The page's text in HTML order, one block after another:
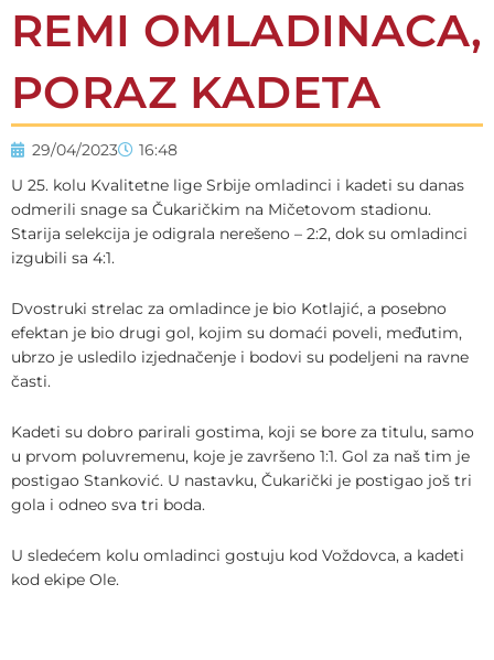
REMI OMLADINACA,
PORAZ KADETA
29/04/2023
16:48
U 25. kolu Kvalitetne lige Srbije omladinci i kadeti su danas
odmerili snage sa Čukaričkim na Mičetovom stadionu.
Starija selekcija je odigrala nerešeno – 2:2, dok su omladinci
izgubili sa 4:1.
Dvostruki strelac za omladince je bio Kotlajić, a posebno
efektan je bio drugi gol, kojim su domaći poveli, međutim,
ubrzo je usledilo izjednačenje i bodovi su podeljeni na ravne
časti.
Kadeti su dobro parirali gostima, koji se bore za titulu, samo
u prvom poluvremenu, koje je završeno 1:1. Gol za naš tim je
postigao Stanković. U nastavku, Čukarički je postigao još tri
gola i odneo sva tri boda.
U sledećem kolu omladinci gostuju kod Voždovca, a kadeti
kod ekipe Ole.